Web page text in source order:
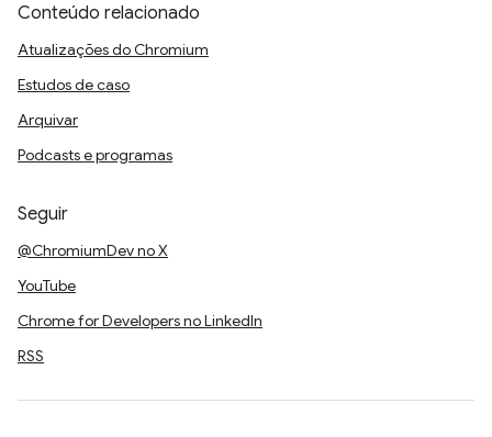
Conteúdo relacionado
Atualizações do Chromium
Estudos de caso
Arquivar
Podcasts e programas
Seguir
@ChromiumDev no X
YouTube
Chrome for Developers no LinkedIn
RSS